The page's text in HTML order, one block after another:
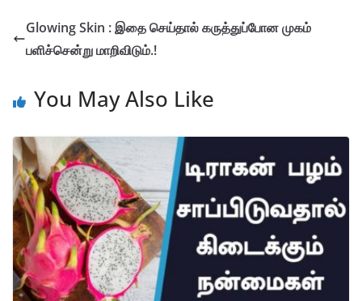
Glowing Skin : இதை செய்தால் கருத்துப்போன முகம்
பளிச்சென்று மாறிவிடும்.!
You May Also Like